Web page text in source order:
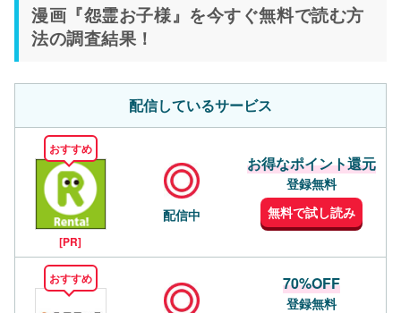
漫画『怨霊お子様』を今すぐ無料で読む方
法の調査結果！
配信しているサービス
おすすめ
[PR]
配信中
お得なポイント還元
登録無料
無料で試し読み
おすすめ 70%OFF
登録無料